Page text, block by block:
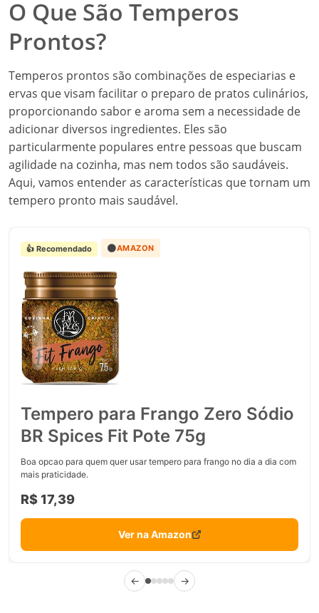
O Que São Temperos
Prontos?
Temperos prontos são combinações de especiarias e
ervas que visam facilitar o preparo de pratos culinários,
proporcionando sabor e aroma sem a necessidade de
adicionar diversos ingredientes. Eles são
particularmente populares entre pessoas que buscam
agilidade na cozinha, mas nem todos são saudáveis.
Aqui, vamos entender as características que tornam um
tempero pronto mais saudável.
👍 Recomendado 🟠AMAZON
Tempero para Frango Zero Sódio
BR Spices Fit Pote 75g
Boa opcao para quem quer usar tempero para frango no dia a dia com
mais praticidade.
R$ 17,39
Ver na Amazon
← →